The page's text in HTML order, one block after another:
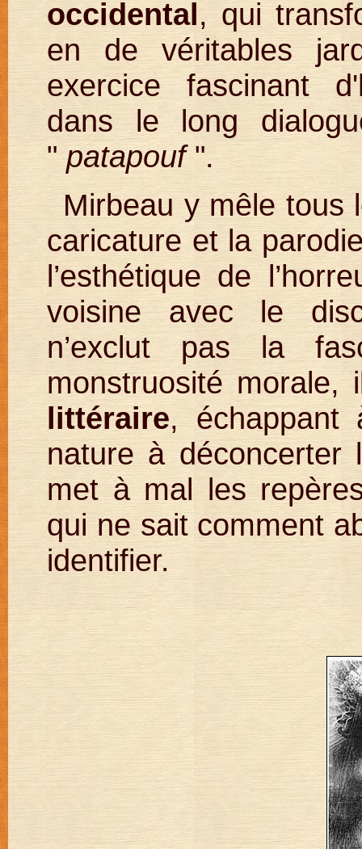
occidental, qui
en de véritables
exercice fascinant d'
dans le long
" patapouf".
Mirbeau y mêle tous
caricature et la
l’esthétique de
voisine avec le
n’exclut pas la
monstruosité
littéraire, échappant
nature à
met à mal les
qui ne sait comment
identifier.